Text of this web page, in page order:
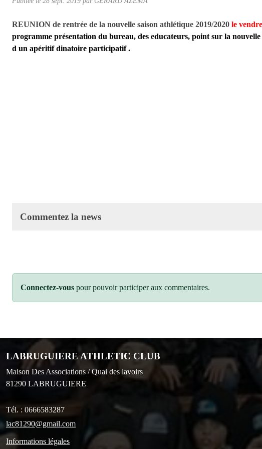
REUNION de rentrée de la nouvelle saison athlétique 2019/2020 le
programme présentation du bureau, des educateurs, point sur la
d un apéritif dinatoire participatif .
Commentez la news
Connectez-vous pour pouvoir participer aux commentaires.
LABRUGUIERE ATHLETIC CLUB
Maison Des Associations / Quai des lavoirs
81290 LABRUGUIERE
Tél. : 0666583287
lac81290@gmail.com
Informations légales